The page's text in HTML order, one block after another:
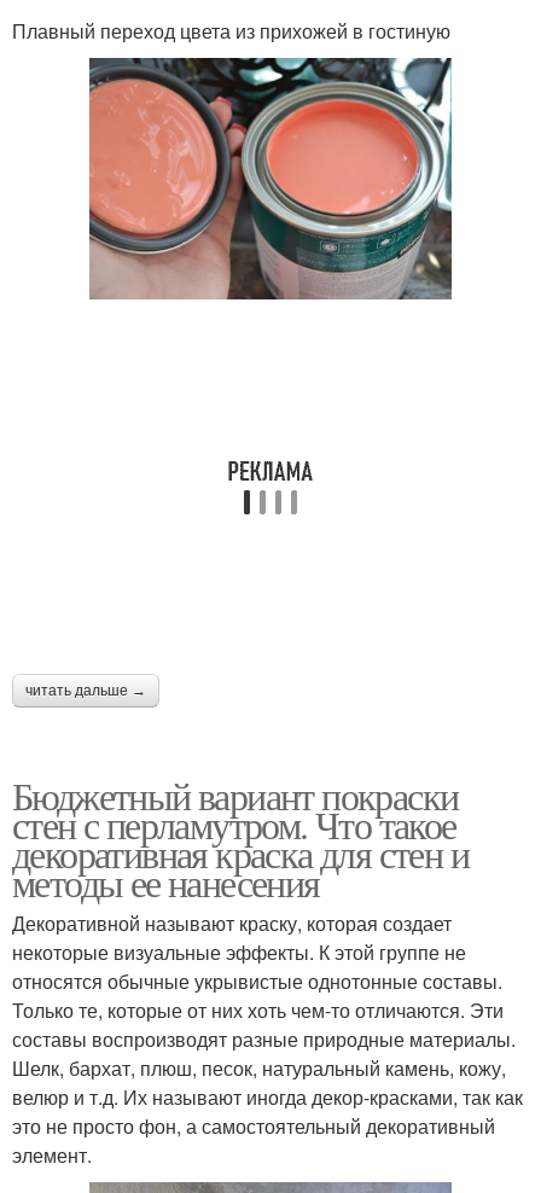
Плавный переход цвета из прихожей в гостиную
читать дальше →
Бюджетный вариант покраски
стен с перламутром. Что такое
декоративная краска для стен и
методы ее нанесения
Декоративной называют краску, которая создает
некоторые визуальные эффекты. К этой группе не
относятся обычные укрывистые однотонные составы.
Только те, которые от них хоть чем-то отличаются. Эти
составы воспроизводят разные природные материалы.
Шелк, бархат, плюш, песок, натуральный камень, кожу,
велюр и т.д. Их называют иногда декор-красками, так как
это не просто фон, а самостоятельный декоративный
элемент.